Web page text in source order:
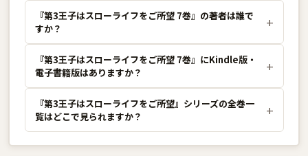
『第3王子はスローライフをご所望 7巻』の著者は誰で
すか？
『第3王子はスローライフをご所望 7巻』にKindle版・
電子書籍版はありますか？
『第3王子はスローライフをご所望』シリーズの全巻一
覧はどこで見られますか？